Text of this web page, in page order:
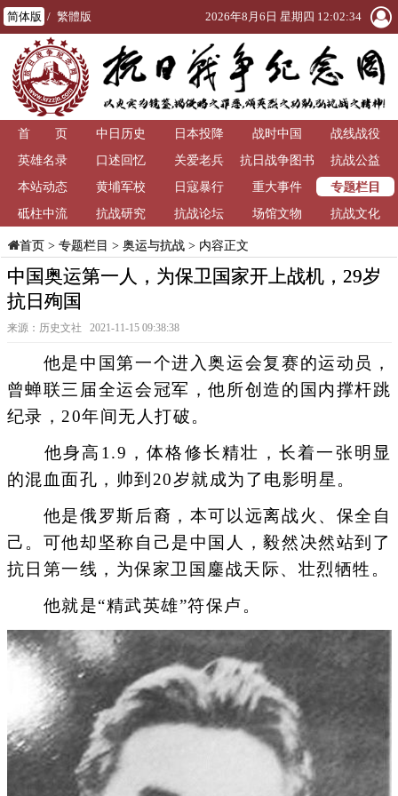
简体版 / 繁體版 2026年8月6日 星期四 12:02:36
首 页 中日历史 日本投降 战时中国
战线战役
英雄名录
口述回忆 关爱老兵
抗日战争图书
馆
抗战公益
本站动态
黄埔军校 日寇暴行 重大事件
专题栏目
砥柱中流
抗战研究 抗战论坛 场馆文物 抗战文化
首页> 专题栏目 > 奥运与抗战> 内容正文
中国奥运第一人，为保卫国家开上战机，29岁
抗日殉国
来源：历史文社 2021-11-15 09:38:38
他是中国第一个进入奥运会复赛的运动员，
曾蝉联三届全运会冠军，他所创造的国内撑杆跳
纪录，20年间无人打破。
他身高1.9，体格修长精壮，长着一张明显
的混血面孔，帅到20岁就成为了电影明星。
他是俄罗斯后裔，本可以远离战火、保全自
己。可他却坚称自己是中国人，毅然决然站到了
抗日第一线，为保家卫国鏖战天际、壮烈牺牲。
他就是“精武英雄”符保卢。